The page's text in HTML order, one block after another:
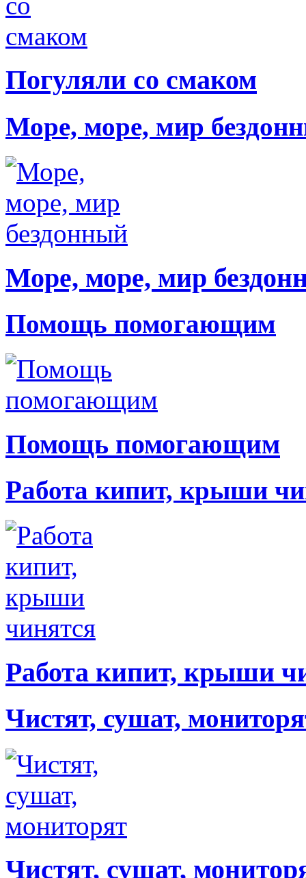
Погуляли со смаком
Море, море, мир
Море, море, мир
Помощь помогающим
Помощь помогающим
Работа кипит, крыши
Работа кипит, крыши
Чистят, сушат,
Чистят, сушат,